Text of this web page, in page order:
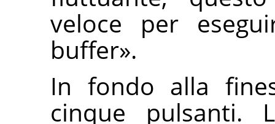
veloce per
buffer».
In fondo alla
cinque pulsanti.